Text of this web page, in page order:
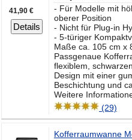
41,90 €
Details
- Für Modelle mit
oberer Position
- Nicht für Plug-in
- 5-türiger
Maße ca. 105 cm x
Passgenaue
flexiblem,
Design mit einer
Beschichtung und
Weitere
(29)
Kofferraumwanne